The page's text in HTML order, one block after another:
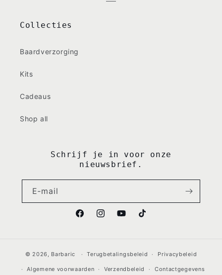
Collecties
Baardverzorging
Kits
Cadeaus
Shop all
Schrijf je in voor onze
nieuwsbrief.
E‑mail
FacebookInstagramYouTubeTikTok
© 2026, Barbaric Terugbetalingsbeleid Privacybeleid
Algemene voorwaarden Verzendbeleid Contactgegevens